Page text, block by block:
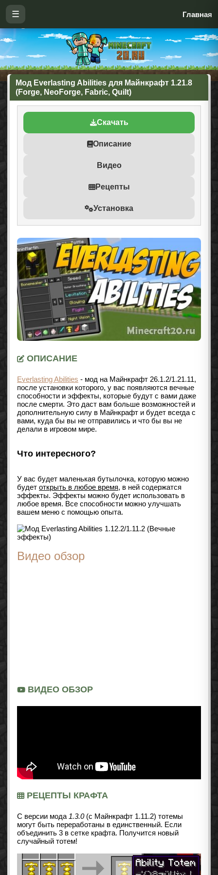
☰ Главная
Мод Everlasting Abilities для Майнкрафт 1.21.8
(Forge, NeoForge, Fabric, Quilt)
Скачать
Описание
Видео
Рецепты
Установка
ОПИСАНИЕ
Everlasting Abilities - мод на Майнкрафт 26.1.2/1.21.11,
после установки которого, у вас появляются вечные
способности и эффекты, которые будут с вами даже
после смерти. Это даст вам больше возможностей и
дополнительную силу в Майнкрафт и будет всегда с
вами, куда бы вы не отправились и что бы вы не
делали в игровом мире.
Что интересного?
У вас будет маленькая бутылочка, которую можно
будет открыть в любое время, в ней содержатся
эффекты. Эффекты можно будет использовать в
любое время. Все способности можно улучшать
вашем меню с помощью опыта.
Видео обзор
ВИДЕО ОБЗОР
РЕЦЕПТЫ КРАФТА
С версии мода 1.3.0(с Майнкрафт 1.11.2) тотемы
могут быть переработаны в единственный. Если
объединить 3 в сетке крафта. Получится новый
случайный тотем!